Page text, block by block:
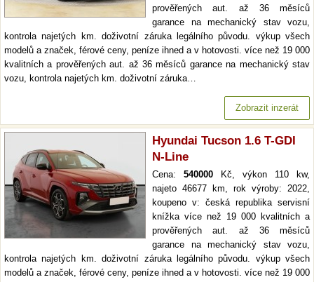
prověřených aut. až 36 měsíců
garance na mechanický stav vozu,
kontrola najetých km. doživotní záruka legálního původu. výkup všech
modelů a značek, férové ceny, peníze ihned a v hotovosti. více než 19 000
kvalitních a prověřených aut. až 36 měsíců garance na mechanický stav
vozu, kontrola najetých km. doživotní záruka…
Zobrazit inzerát
Hyundai Tucson 1.6 T-GDI
N-Line
Cena: 540000 Kč, výkon 110 kw,
najeto 46677 km, rok výroby: 2022,
koupeno v: česká republika servisní
knížka více než 19 000 kvalitních a
prověřených aut. až 36 měsíců
garance na mechanický stav vozu,
kontrola najetých km. doživotní záruka legálního původu. výkup všech
modelů a značek, férové ceny, peníze ihned a v hotovosti. více než 19 000